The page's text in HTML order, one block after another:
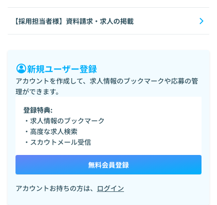
【採用担当者様】資料請求・求人の掲載
新規ユーザー登録
アカウントを作成して、求人情報のブックマークや応募の管
理ができます。
登録特典:
・求人情報のブックマーク
・高度な求人検索
・スカウトメール受信
無料会員登録
アカウントお持ちの方は、 ログイン